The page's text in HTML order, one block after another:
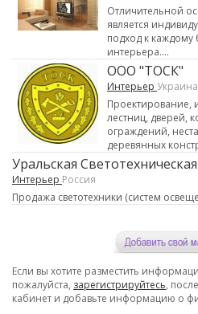
Отличительной
является
подход к
интерьера....
ООО "ТОСК"
Интерьер Украина
Проектирование,
лестниц, дверей,
ограждений,
деревянных
Уральская
Интерьер Россия
Продажа светотехники (систем
Если вы хотите разместить
пожалуйста, зарегистрируйтесь,
кабинет и добавьте информацию о